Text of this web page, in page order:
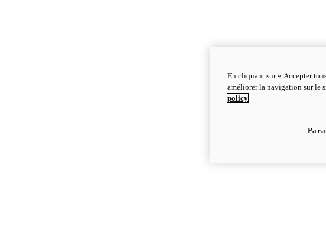
En cliquant sur « Accepter
améliorer la navigation sur le
policy